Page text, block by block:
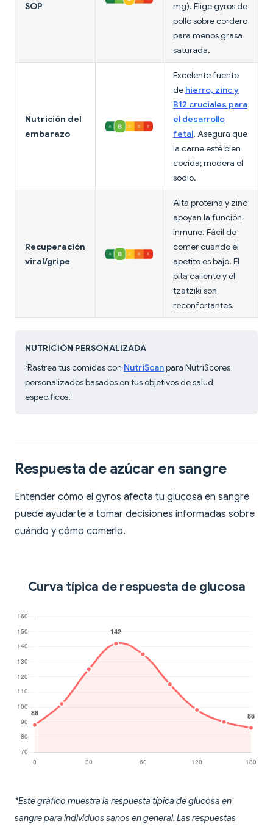
SOP
mg). Elige gyros de
pollo sobre cordero
para menos grasa
saturada.
Nutrición del
embarazo
Excelente fuente
de hierro, zinc y
B12 cruciales para
el desarrollo
fetal. Asegura que
la carne esté bien
cocida; modera el
sodio.
Recuperación
viral/gripe
Alta proteína y zinc
apoyan la función
inmune. Fácil de
comer cuando el
apetito es bajo. El
pita caliente y el
tzatziki son
reconfortantes.
NUTRICIÓN PERSONALIZADA
¡Rastrea tus comidas con NutriScanpara NutriScores
personalizados basados en tus objetivos de salud
específicos!
Respuesta de azúcar en sangre
Entender cómo el gyros afecta tu glucosa en sangre
puede ayudarte a tomar decisiones informadas sobre
cuándo y cómo comerlo.
Curva típica de respuesta de glucosa
*Este gráfico muestra la respuesta típica de glucosa en
sangre para individuos sanos en general. Las respuestas